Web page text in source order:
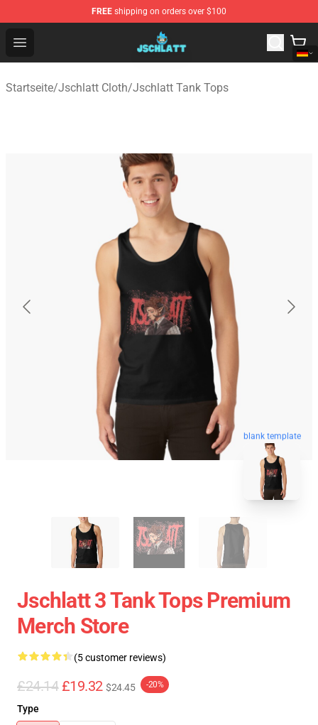
FREE shipping on orders over $100
Open menu
Jschlatt Store - Official Jschlatt Merchandise Shop
Startseite/Jschlatt Cloth/Jschlatt Tank Tops
blank template
Jschlatt 3 Tank Tops Premium
Merch Store
(5 customer reviews)
£24.14 £19.32 $24.45 -20%
Type